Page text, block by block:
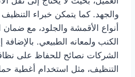
والجهد. كما يتمكن خبراء
أنواع الأقمشة والجلود، مع
الكنب ولمعانه الطبيعي.
الشركات نصائح للحفاظ على
التنظيف، مثل استخدام أغطية